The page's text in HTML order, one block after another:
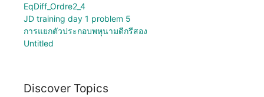
EqDiff_Ordre2_4
JD training day 1 problem 5
การแยกตัวประกอบพหุนามดีกรีสอง
Untitled
Discover Topics